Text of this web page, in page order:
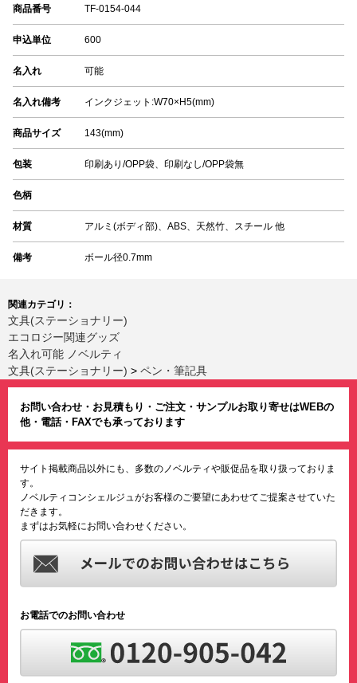
商品番号 TF-0154-044
申込単位 600
名入れ 可能
名入れ備考 インクジェット:W70×H5(mm)
商品サイズ 143(mm)
包装 印刷あり/OPP袋、印刷なし/OPP袋無
色柄
材質 アルミ(ボディ部)、ABS、天然竹、スチール 他
備考 ボール径0.7mm
関連カテゴリ：
文具(ステーショナリー)
エコロジー関連グッズ
名入れ可能 ノベルティ
文具(ステーショナリー) > ペン・筆記具
お問い合わせ・お見積もり・ご注文・サンプルお取り寄せはWEBの
他・電話・FAXでも承っております
サイト掲載商品以外にも、多数のノベルティや販促品を取り扱っておりま
す。
ノベルティコンシェルジュがお客様のご要望にあわせてご提案させていた
だきます。
まずはお気軽にお問い合わせください。
お電話でのお問い合わせ